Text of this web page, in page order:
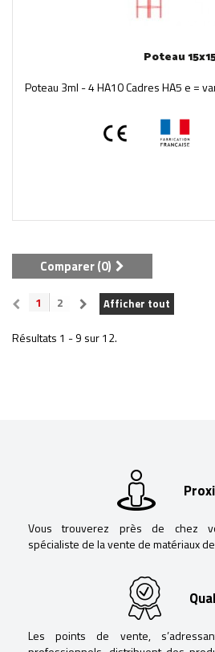
Poteau
Poteau 3ml - 4 HA10 Cadres HA5 e =
Comparer (0)
Afficher tout
1 2
Résultats 1 - 9 sur 12.
Vous trouverez près de chez
spécialiste de la vente de matériaux
Les points de vente,